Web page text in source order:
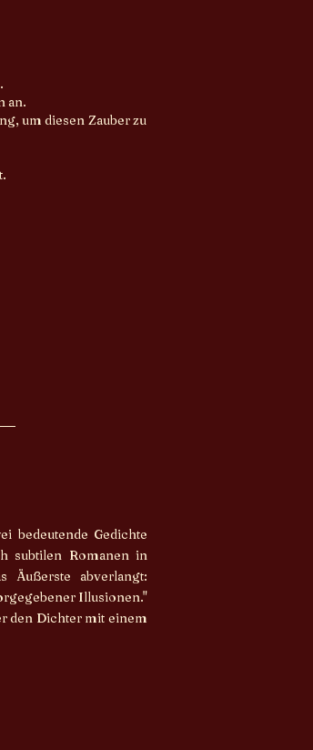
an.
um diesen Zauber zu
bedeutende Gedichte
subtilen Romanen in
Äußerste abverlangt:
Illusionen."
den Dichter mit einem